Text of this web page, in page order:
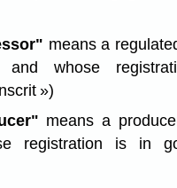
means a
whose
»)
means a
registration is in